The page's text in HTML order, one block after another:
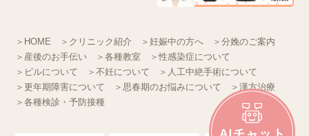
＞HOME ＞クリニック紹介 ＞妊娠中の方へ
＞分娩のご案内
＞産後のお手伝い
＞各種教室
＞性感染症について
＞ピルについて
＞不妊について
＞人工中絶手術について
＞更年期障害について
＞思春期のお悩みについて
＞漢方治療
＞各種検診・予防接種